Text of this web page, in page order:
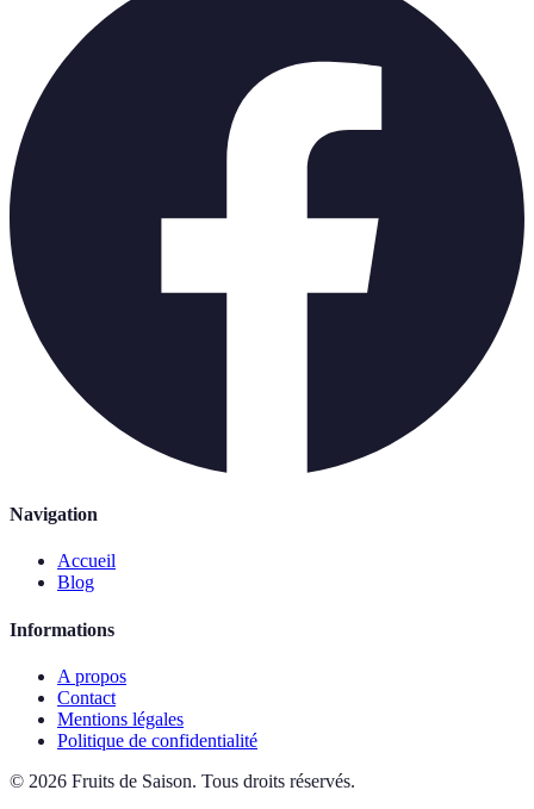
Navigation
Accueil
Blog
Informations
A propos
Contact
Mentions légales
Politique de confidentialité
© 2026 Fruits de Saison. Tous droits réservés.